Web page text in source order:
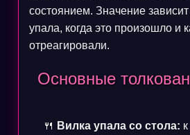
состоянием. Значение зависит
упала, когда это произошло и
отреагировали.
Основные
🍴 Вилка упала со стола: